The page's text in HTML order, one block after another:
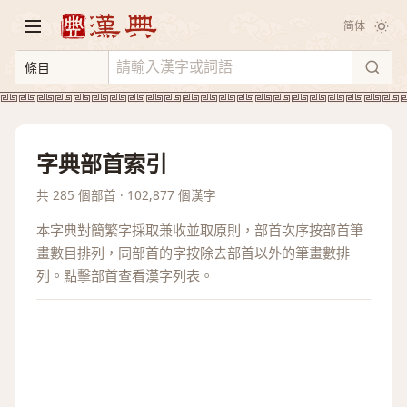
简体
字典部首索引
共 285 個部首 · 102,877 個漢字
本字典對簡繁字採取兼收並取原則，部首次序按部首筆
畫數目排列，同部首的字按除去部首以外的筆畫數排
列。點擊部首查看漢字列表。